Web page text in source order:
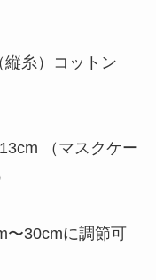
糸）コットン
（マスクケー
〜30cmに調節可